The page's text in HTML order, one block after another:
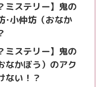
ミステリー】鬼の
･小仲坊（おなか
ミステリー】鬼の
なかぼう）のアク
ない！？